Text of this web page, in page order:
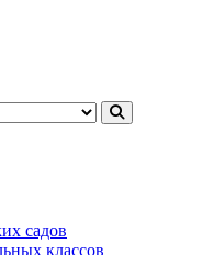
садов
классов